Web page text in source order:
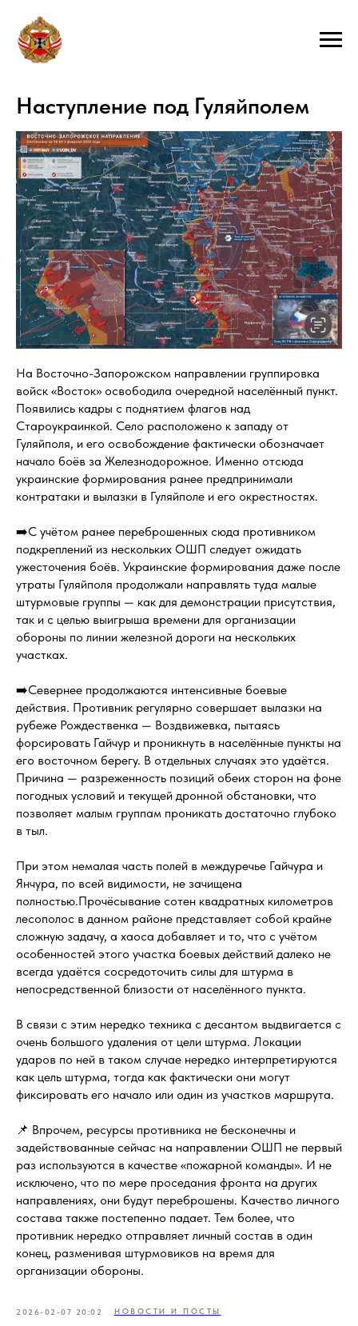
Наступление под Гуляйполем
На Восточно-Запорожском направлении группировка
войск «Восток» освободила очередной населённый пункт.
Появились кадры с поднятием флагов над
Староукраинкой. Село расположено к западу от
Гуляйполя, и его освобождение фактически обозначает
начало боёв за Железнодорожное. Именно отсюда
украинские формирования ранее предпринимали
контратаки и вылазки в Гуляйполе и его окрестностях.
➡️С учётом ранее переброшенных сюда противником
подкреплений из нескольких ОШП следует ожидать
ужесточения боёв. Украинские формирования даже после
утраты Гуляйполя продолжали направлять туда малые
штурмовые группы — как для демонстрации присутствия,
так и с целью выигрыша времени для организации
обороны по линии железной дороги на нескольких
участках.
➡️Севернее продолжаются интенсивные боевые
действия. Противник регулярно совершает вылазки на
рубеже Рождественка — Воздвижевка, пытаясь
форсировать Гайчур и проникнуть в населённые пункты на
его восточном берегу. В отдельных случаях это удаётся.
Причина — разреженность позиций обеих сторон на фоне
погодных условий и текущей дронной обстановки, что
позволяет малым группам проникать достаточно глубоко
в тыл.
При этом немалая часть полей в междуречье Гайчура и
Янчура, по всей видимости, не зачищена
полностью.Прочёсывание сотен квадратных километров
лесополос в данном районе представляет собой крайне
сложную задачу, а хаоса добавляет и то, что с учётом
особенностей этого участка боевых действий далеко не
всегда удаётся сосредоточить силы для штурма в
непосредственной близости от населённого пункта.
В связи с этим нередко техника с десантом выдвигается с
очень большого удаления от цели штурма. Локации
ударов по ней в таком случае нередко интерпретируются
как цель штурма, тогда как фактически они могут
фиксировать его начало или один из участков маршрута.
📌 Впрочем, ресурсы противника не бесконечны и
задействованные сейчас на направлении ОШП не первый
раз используются в качестве «пожарной команды». И не
исключено, что по мере проседания фронта на других
направлениях, они будут переброшены. Качество личного
состава также постепенно падает. Тем более, что
противник нередко отправляет личный состав в один
конец, разменивая штурмовиков на время для
организации обороны.
2026-02-07 20:02 НОВОСТИ И ПОСТЫ